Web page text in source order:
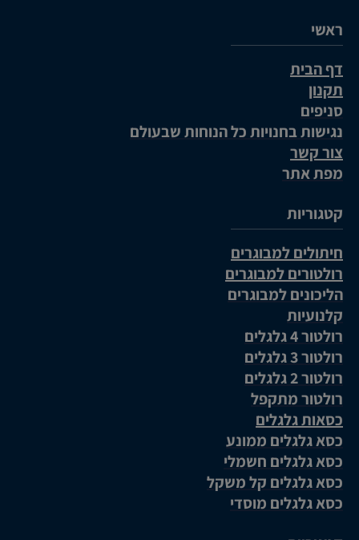
ראשי
דף הבית
תקנון
סניפים
נגישות בחנויות כל הנוחות שבעולם
צור קשר
מפת אתר
קטגוריות
חיתולים למבוגרים
רולטורים למבוגרים
הליכונים למבוגרים
קלנועיות
רולטור 4 גלגלים
רולטור 3 גלגלים
רולטור 2 גלגלים
רולטור מתקפל
כסאות גלגלים
כסא גלגלים ממונע
כסא גלגלים חשמלי
כסא גלגלים קל משקל
כסא גלגלים מוסדי